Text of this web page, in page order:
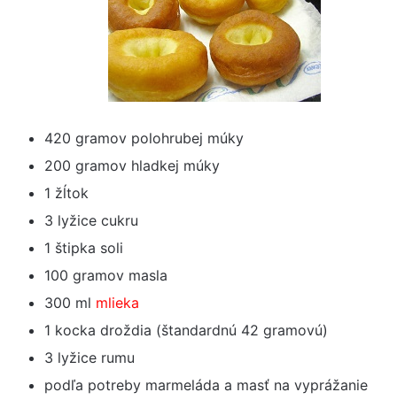
420 gramov polohrubej múky
200 gramov hladkej múky
1 žĺtok
3 lyžice cukru
1 štipka soli
100 gramov masla
300 ml mlieka
1 kocka droždia (štandardnú 42 gramovú)
3 lyžice rumu
podľa potreby marmeláda a masť na vyprážanie